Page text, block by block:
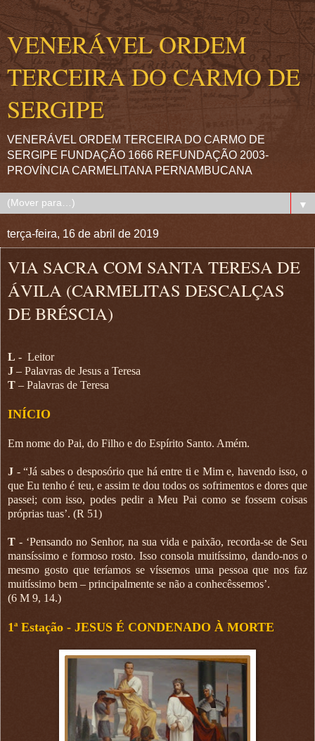
VENERÁVEL ORDEM
TERCEIRA DO CARMO DE
SERGIPE
VENERÁVEL ORDEM TERCEIRA DO CARMO DE
SERGIPE FUNDAÇÃO 1666 REFUNDAÇÃO 2003-
PROVÍNCIA CARMELITANA PERNAMBUCANA
▼
terça-feira, 16 de abril de 2019
VIA SACRA COM SANTA TERESA DE
ÁVILA (CARMELITAS DESCALÇAS
DE BRÉSCIA)
L - Leitor
J – Palavras de Jesus a Teresa
T – Palavras de Teresa
INÍCIO
Em nome do Pai, do Filho e do Espírito Santo. Amém.
J - “Já sabes o desposório que há entre ti e Mim e, havendo isso, o
que Eu tenho é teu, e assim te dou todos os sofrimentos e dores que
passei; com isso, podes pedir a Meu Pai como se fossem coisas
próprias tuas’. (R 51)
T - ‘Pensando no Senhor, na sua vida e paixão, recorda-se de Seu
mansíssimo e formoso rosto. Isso consola muitíssimo, dando-nos o
mesmo gosto que teríamos se víssemos uma pessoa que nos faz
muitíssimo bem – principalmente se não a conhecêssemos’.
(6 M 9, 14.)
1ª Estação - JESUS É CONDENADO À MORTE